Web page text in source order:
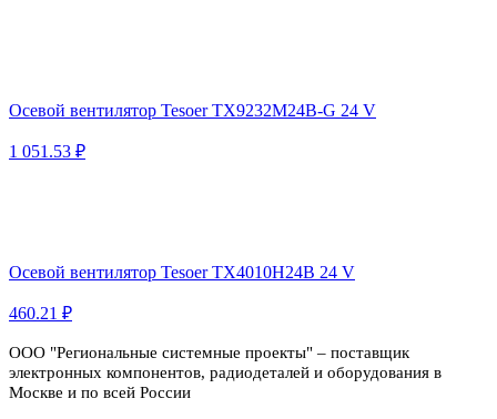
Осевой вентилятор Tesoer TX9232M24B-G 24 V
1 051.53 ₽
Осевой вентилятор Tesoer TX4010H24B 24 V
460.21 ₽
ООО "Региональные системные проекты" – поставщик
электронных компонентов, радиодеталей и оборудования в
Москве и по всей России